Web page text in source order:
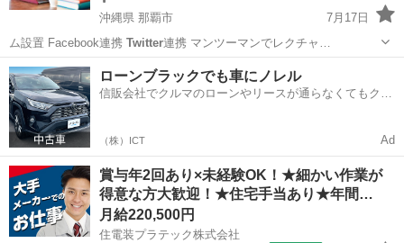
沖縄県 那覇市
7月17日
ム設置 Facebook連携 Twitter 連携 マンツーマンでレクチャ…
沖縄 那覇市 教えたい ホームページ
ローンブラックでも車にノレル
信販会社でクルマのローンやリースが通らなくてもクル
（株）ICT Ad
賞与年2回あり×未経験OK！★細かい作業が
得意な方大歓迎！★住宅手当あり★年間…
月給220,500円
住電装プラテック株式会社